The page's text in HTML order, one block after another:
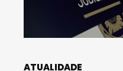
ATUALIDADE